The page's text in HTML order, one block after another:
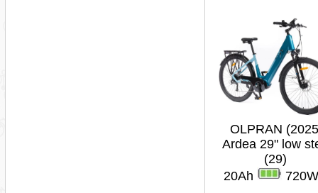
OLPRAN
Ardea 29" low
(29)
20Ah